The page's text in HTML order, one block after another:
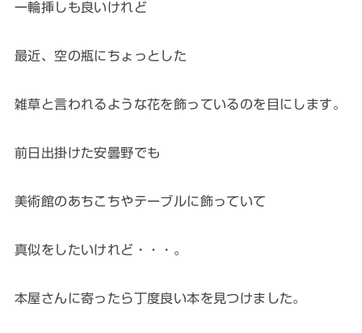
一輪挿しも良いけれど
最近、空の瓶にちょっとした
雑草と言われるような花を飾っているのを目にします。
前日出掛けた安曇野でも
美術館のあちこちやテーブルに飾っていて
真似をしたいけれど・・・。
本屋さんに寄ったら丁度良い本を見つけました。